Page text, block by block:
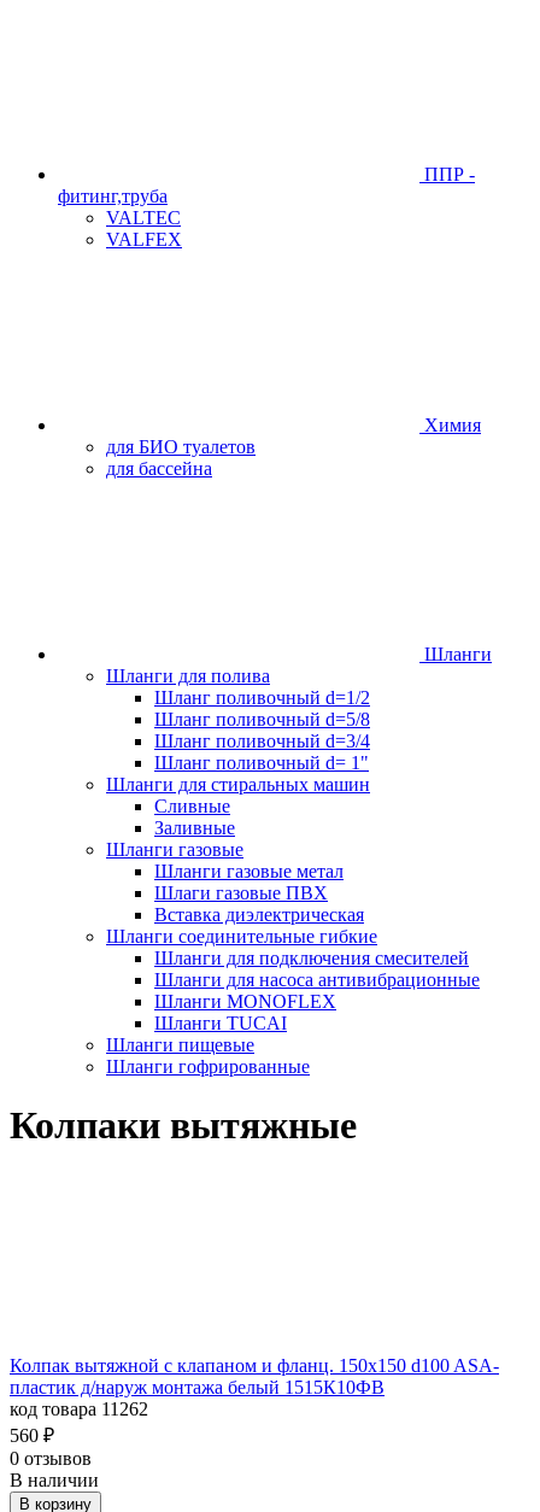
ППР -
фитинг,труба
VALTEC
VALFEX
Химия
для БИО туалетов
для бассейна
Шланги
Шланги для полива
Шланг поливочный d=1/2
Шланг поливочный d=5/8
Шланг поливочный d=3/4
Шланг поливочный d= 1"
Шланги для стиральных машин
Сливные
Заливные
Шланги газовые
Шланги газовые метал
Шлаги газовые ПВХ
Вставка диэлектрическая
Шланги соединительные гибкие
Шланги для подключения смесителей
Шланги для насоса антивибрационные
Шланги MONOFLEX
Шланги TUCAI
Шланги пищевые
Шланги гофрированные
Колпаки вытяжные
Колпак вытяжной с клапаном и фланц. 150х150 d100 ASA-
пластик д/наруж монтажа белый 1515К10ФВ
код товара 11262
560 ₽
0 отзывов
В наличии
В корзину